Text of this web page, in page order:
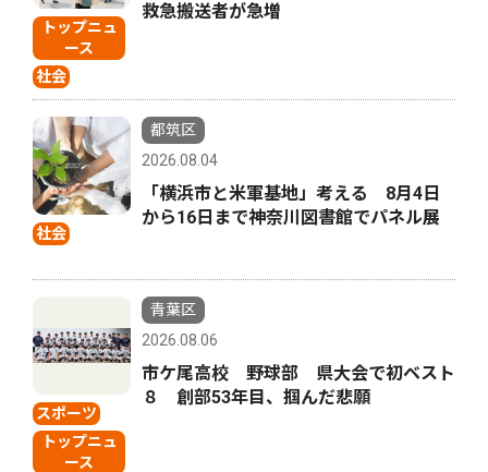
トップニュ
ース
社会
救急搬送者が急増
社会
都筑区
2026.08.04
「横浜市と米軍基地」考える 8月4日
から16日まで神奈川図書館でパネル展
スポーツ
トップニュ
ース
青葉区
2026.08.06
市ケ尾高校 野球部 県大会で初ベスト
８ 創部53年目、掴んだ悲願